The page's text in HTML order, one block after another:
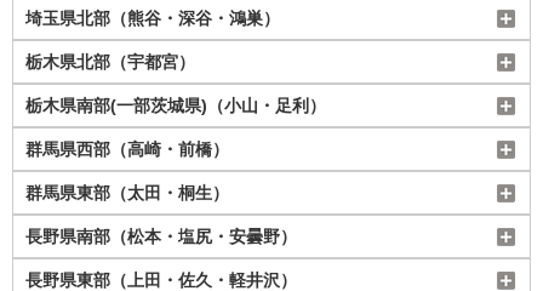
埼玉県北部（熊谷・深谷・鴻巣）
栃木県北部（宇都宮）
栃木県南部(一部茨城県)（小山・足利）
群馬県西部（高崎・前橋）
群馬県東部（太田・桐生）
長野県南部（松本・塩尻・安曇野）
長野県東部（上田・佐久・軽井沢）